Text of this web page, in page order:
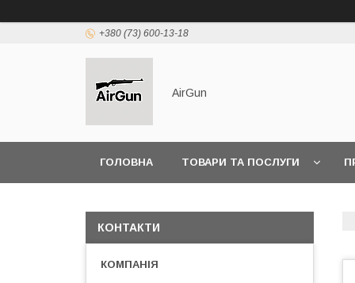
+380 (73) 600-13-18
AirGun
ГОЛОВНА ТОВАРИ ТА ПОСЛУГИ
КОНТАКТИ